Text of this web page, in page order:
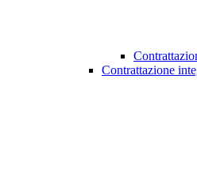
Contrattazione